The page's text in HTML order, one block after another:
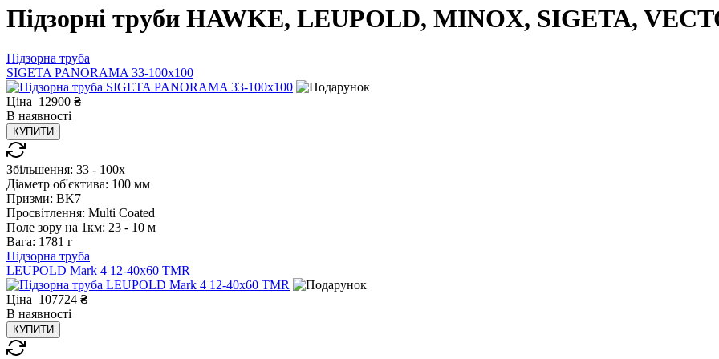
Підзорні труби HAWKE, LEUPOLD, MINOX, SIGETA,
Підзорна труба
SIGETA PANORAMA 33-100x100
Ціна 12900 ₴
В наявності
КУПИТИ
Збільшення: 33 - 100x
Діаметр об'єктива: 100 мм
Призми: BK7
Просвітлення: Multi Coated
Поле зору на 1км: 23 - 10 м
Вага: 1781 г
Підзорна труба
LEUPOLD Mark 4 12-40x60 TMR
Ціна 107724 ₴
В наявності
КУПИТИ